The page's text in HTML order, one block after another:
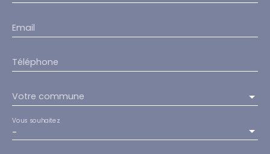
Email
Téléphone
Votre commune
-
Vous souhaitez